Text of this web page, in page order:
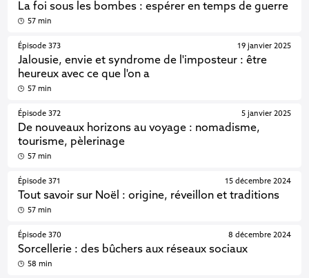
La foi sous les bombes : espérer en temps de guerre
57 min
Épisode 373
Jalousie, envie et syndrome de l'imposteur : être
heureux avec ce que l'on a
19 janvier 2025
57 min
Épisode 372
De nouveaux horizons au voyage : nomadisme,
tourisme, pèlerinage
5 janvier 2025
57 min
Épisode 371
Tout savoir sur Noël : origine, réveillon et traditions
15 décembre 2024
57 min
Épisode 370
Sorcellerie : des bûchers aux réseaux sociaux
8 décembre 2024
58 min